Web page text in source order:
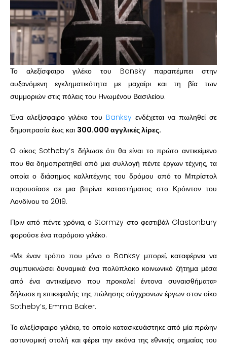
Το αλεξίσφαιρο γιλέκο του Bansky παραπέμπει στην
αυξανόμενη εγκληματικότητα με μαχαίρι και τη βία των
συμμοριών στις πόλεις του Ηνωμένου Βασιλείου.
Ένα αλεξίσφαιρο γιλέκο του Banksy ενδέχεται να πωληθεί σε
δημοπρασία έως και 300.000 αγγλικές λίρες.
Ο οίκος Sotheby’s δήλωσε ότι θα είναι το πρώτο αντικείμενο
που θα δημοπρατηθεί από μια συλλογή πέντε έργων τέχνης, τα
οποία ο διάσημος καλλιτέχνης του δρόμου από το Μπρίστολ
παρουσίασε σε μια βιτρίνα καταστήματος στο Κρόιντον του
Λονδίνου το 2019.
Πριν από πέντε χρόνια, ο Stormzy στο φεστιβάλ Glastonbury
φορούσε ένα παρόμοιο γιλέκο.
«Με έναν τρόπο που μόνο ο Banksy μπορεί, καταφέρνει να
συμπυκνώσει δυναμικά ένα πολύπλοκο κοινωνικό ζήτημα μέσα
από ένα αντικείμενο που προκαλεί έντονα συναισθήματα»
δήλωσε η επικεφαλής της πώλησης σύγχρονων έργων στον οίκο
Sotheby’s, Emma Baker.
Το αλεξίσφαιρο γιλέκο, το οποίο κατασκευάστηκε από μία πρώην
αστυνομική στολή και φέρει την εικόνα της εθνικής σημαίας του